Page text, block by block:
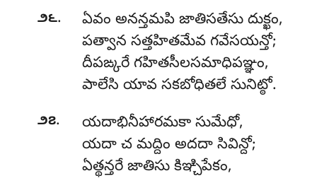
౨౬.
ఏవం అనన్తమపి జాతిసతేసు దుక్ఖం,
పత్వాన సత్తహితమేవ గవేసయన్తో;
దీపఙ్కరే గహితసీలసమాధిపఞ్ఞం,
పాలేసి యావ సకబోధితలే సునిట్ఠో.
౨౭.
యదాభినీహారమకా సుమేధో,
యదా చ మద్దిం అదదా సివిన్దో;
ఏత్థన్తరే జాతిసు కిఞ్చిపేకం,